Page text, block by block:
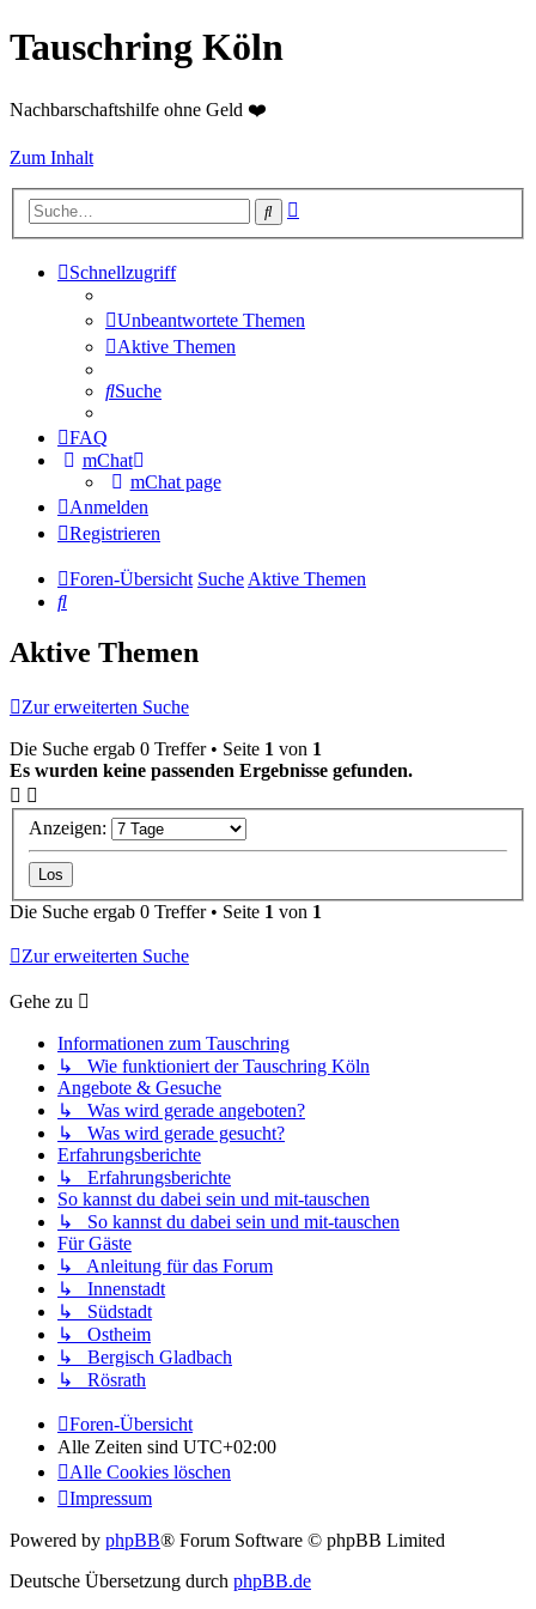
Tauschring Köln
Nachbarschaftshilfe ohne Geld ❤️
Zum Inhalt
Suche
Schnellzugriff
Unbeantwortete Themen
Aktive Themen
Suche
FAQ
mChat
mChat page
Anmelden
Registrieren
Foren-Übersicht SucheAktive Themen
Suche
Aktive Themen
Zur erweiterten Suche
Die Suche ergab 0 Treffer • Seite 1 von 1
Es wurden keine passenden Ergebnisse gefunden.
Anzeigen:
Die Suche ergab 0 Treffer • Seite 1 von 1
Zur erweiterten Suche
Gehe zu
Informationen zum Tauschring
↳ Wie funktioniert der Tauschring Köln
Angebote & Gesuche
↳ Was wird gerade angeboten?
↳ Was wird gerade gesucht?
Erfahrungsberichte
↳ Erfahrungsberichte
So kannst du dabei sein und mit-tauschen
↳ So kannst du dabei sein und mit-tauschen
Für Gäste
↳ Anleitung für das Forum
↳ Innenstadt
↳ Südstadt
↳ Ostheim
↳ Bergisch Gladbach
↳ Rösrath
Foren-Übersicht
Alle Zeiten sind UTC+02:00
Alle Cookies löschen
Impressum
Powered by phpBB® Forum Software © phpBB Limited
Deutsche Übersetzung durch phpBB.de